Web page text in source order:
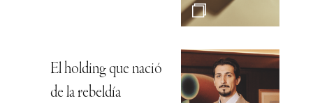
El holding que nació
de la rebeldía